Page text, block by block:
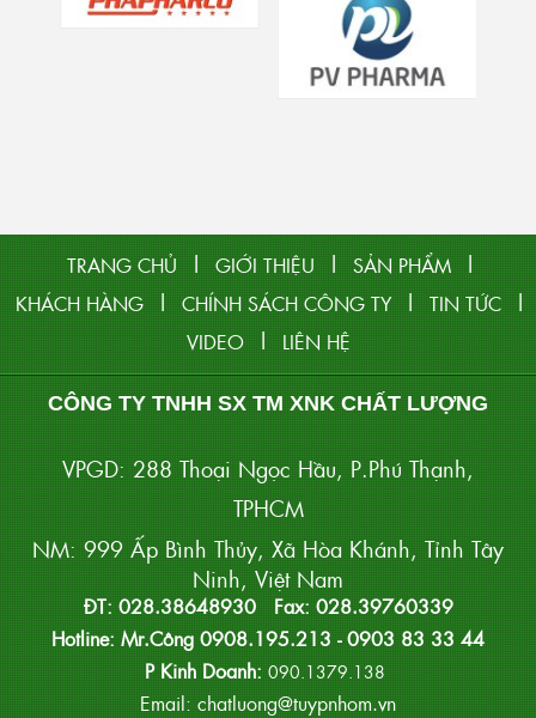
TRANG CHỦ | GIỚI THIỆU | SẢN PHẨM |
KHÁCH HÀNG | CHÍNH SÁCH CÔNG TY | TIN TỨC |
VIDEO | LIÊN HỆ
CÔNG TY TNHH SX TM XNK CHẤT LƯỢNG
VPGD: 288 Thoại Ngọc Hầu, P.Phú Thạnh,
TPHCM
NM: 999 Ấp Bình Thủy, Xã Hòa Khánh, Tỉnh Tây
Ninh, Việt Nam
ĐT: 028.38648930 Fax: 028.39760339
Hotline: Mr.Công 0908.195.213 - 0903 83 33 44
P Kinh Doanh: 090.1379.138
Email: chatluong@tuypnhom.vn